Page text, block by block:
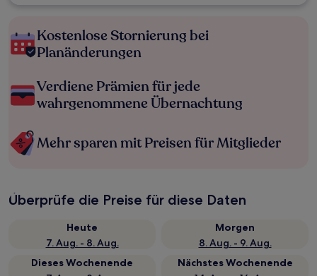
Kostenlose Stornierung bei
Planänderungen
Verdiene Prämien für jede
wahrgenommene Übernachtung
Mehr sparen mit Preisen für Mitglieder
Überprüfe die Preise für diese Daten
Heute
7. Aug. - 8. Aug.
Morgen
8. Aug. - 9. Aug.
Dieses Wochenende
Nächstes Wochenende